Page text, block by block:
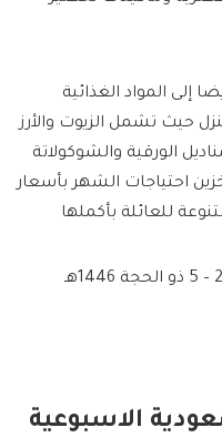
إلى المواد الغذائية
حيث تشمل الزيوت والأرز
الورقية والشوكولاتة
احتياجات الشهر بأسعار
للعائلة بأكملها
الاسبوعية